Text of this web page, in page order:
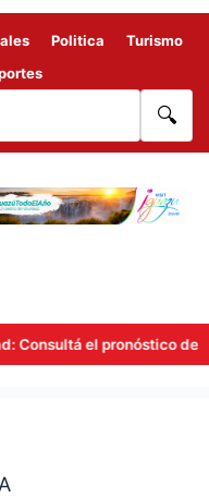
Politica
Turismo
🔍
el pronóstico del